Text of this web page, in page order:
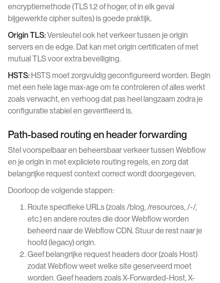
encryptiemethode (TLS 1.2 of hoger, of in elk geval
bijgewerkte cipher suites) is goede praktijk.
Origin TLS:Versleutel ook het verkeer tussen je origin
servers en de edge. Dat kan met origin certificaten of met
mutual TLS voor extra beveiliging.
HSTS: HSTS moet zorgvuldig geconfigureerd worden. Begin
met een hele lage max-age om te controleren of alles werkt
zoals verwacht, en verhoog dat pas heel langzaam zodra je
configuratie stabiel en geverifieerd is.
Path-based routing en header forwarding
Stel voorspelbaar en beheersbaar verkeer tussen Webflow
en je origin in met expliciete routing regels, en zorg dat
belangrijke request context correct wordt doorgegeven.
Doorloop de volgende stappen:
Route specifieke URLs (zoals /blog, /resources, /-/,
etc.) en andere routes die door Webflow worden
beheerd naar de Webflow CDN. Stuur de rest naar je
hoofd (legacy) origin.
Geef belangrijke request headers door (zoals Host)
zodat Webflow weet welke site geserveerd moet
worden. Geef headers zoals X-Forwarded-Host, X-